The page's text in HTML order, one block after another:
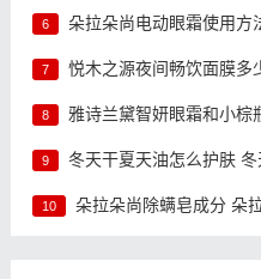
6 朵拉朵尚电动眼霜使用方
7 悦木之源夜间畅饮面膜多
8 雅诗兰黛智妍眼霜和小棕
9 冬天干夏天油怎么护肤
10 朵拉朵尚除螨皂成分 朵